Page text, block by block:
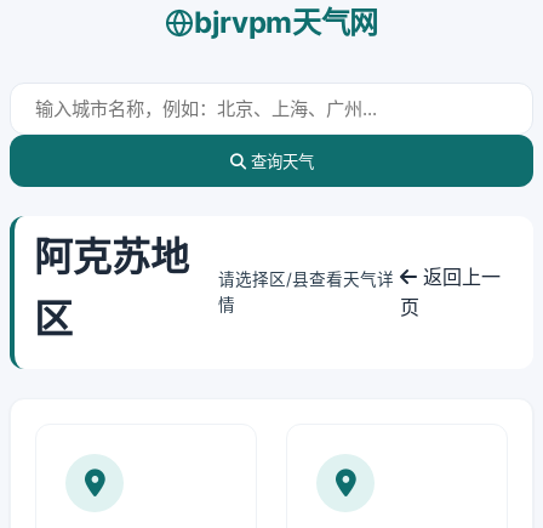
bjrvpm天气网
查询天气
阿克苏地
区
请选择区/县查看天气详
情
返回上一
页